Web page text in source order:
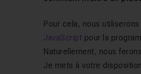
Pour cela, nous
JavaScript pour la
Naturellement, nous
Je mets à votre